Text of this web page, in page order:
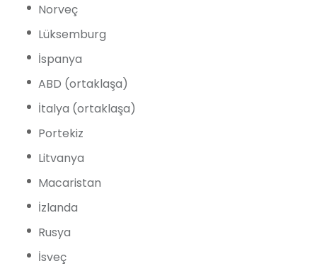
Norveç
Lüksemburg
İspanya
ABD (ortaklaşa)
İtalya (ortaklaşa)
Portekiz
Litvanya
Macaristan
İzlanda
Rusya
İsveç